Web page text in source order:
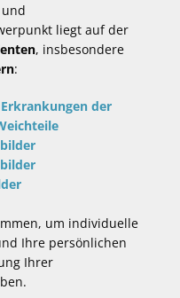
und
liegt auf der
, insbesondere
:
der
um individuelle
Ihre persönlichen
Ihrer